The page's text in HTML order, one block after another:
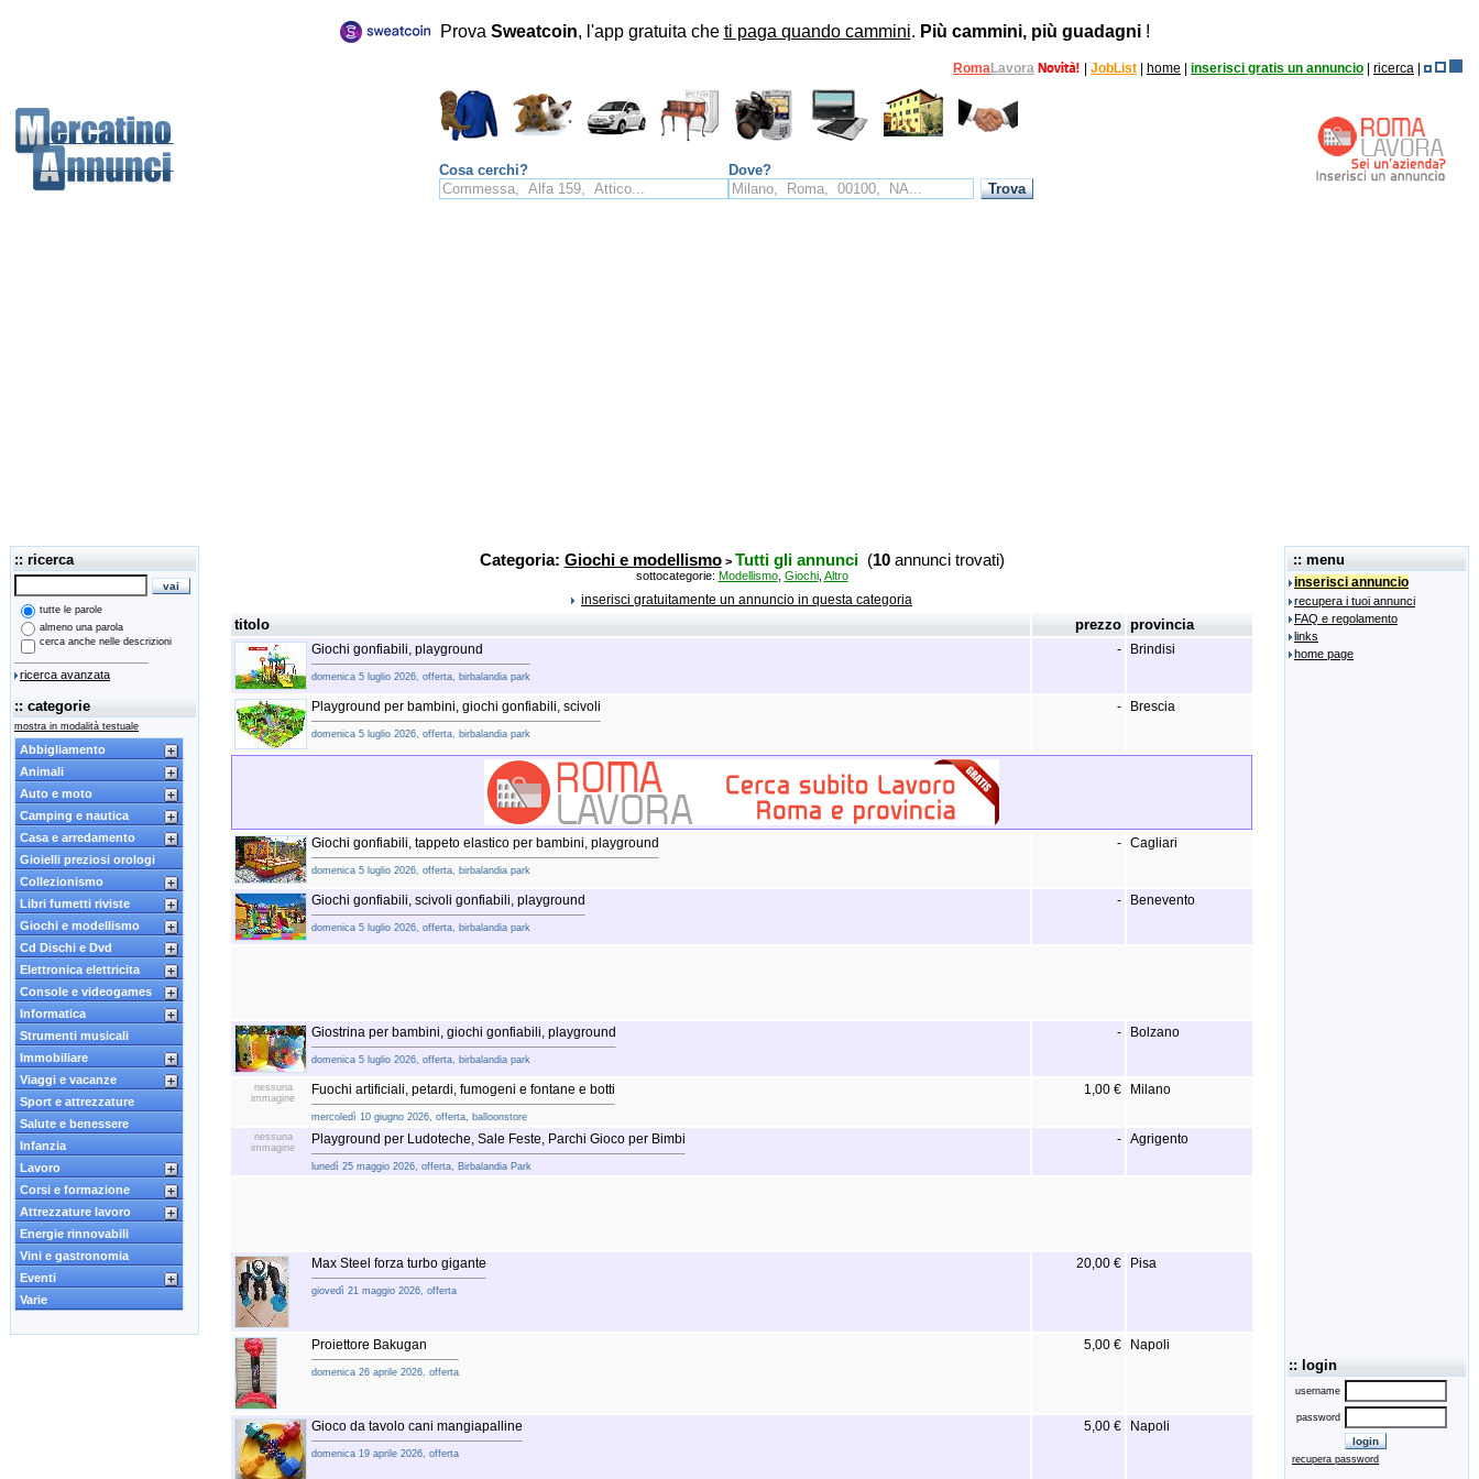
Prova Sweatcoin, l'app gratuita che ti paga quando cammini. Più cammini, più guadagni!
RomaLavora JobList home inserisci gratis un annuncio ricerca
Cosa cerchi? Dove?
:: ricerca
tutte le parole
almeno una parola
cerca anche nelle descrizioni
ricerca avanzata
:: categorie
mostra in modalità testuale
Abbigliamento
Animali
Auto e moto
Camping e nautica
Casa e arredamento
Gioielli preziosi orologi
Collezionismo
Libri fumetti riviste
Giochi e modellismo
Cd Dischi e Dvd
Elettronica elettricita
Console e videogames
Informatica
Strumenti musicali
Immobiliare
Viaggi e vacanze
Sport e attrezzature
Salute e benessere
Infanzia
Lavoro
Corsi e formazione
Attrezzature lavoro
Energie rinnovabili
Vini e gastronomia
Eventi
Varie
Categoria: Giochi e modellismo> Tutti gli annunci(10annunci trovati)
sottocategorie: Modellismo, Giochi, Altro
inserisci gratuitamente un annuncio in questa categoria
titolo prezzo provincia
Giochi gonfiabili, playground
domenica 5 luglio 2026, offerta, birbalandia park
- Brindisi
Playground per bambini, giochi gonfiabili, scivoli
domenica 5 luglio 2026, offerta, birbalandia park
- Brescia
Giochi gonfiabili, tappeto elastico per bambini, playground
domenica 5 luglio 2026, offerta, birbalandia park
- Cagliari
Giochi gonfiabili, scivoli gonfiabili, playground
domenica 5 luglio 2026, offerta, birbalandia park
- Benevento
Giostrina per bambini, giochi gonfiabili, playground
domenica 5 luglio 2026, offerta, birbalandia park
- Bolzano
nessuna
immagine
Fuochi artificiali, petardi, fumogeni e fontane e botti
mercoledì 10 giugno 2026, offerta, balloonstore
1,00 € Milano
nessuna
immagine
Playground per Ludoteche, Sale Feste, Parchi Gioco per Bimbi
lunedì 25 maggio 2026, offerta, Birbalandia Park
- Agrigento
Max Steel forza turbo gigante
giovedì 21 maggio 2026, offerta
20,00 € Pisa
Proiettore Bakugan
domenica 26 aprile 2026, offerta
5,00 € Napoli
Gioco da tavolo cani mangiapalline
domenica 19 aprile 2026, offerta
5,00 € Napoli
:: menu
inserisci annuncio
recupera i tuoi annunci
FAQ e regolamento
links
home page
:: login
username
password
recupera password